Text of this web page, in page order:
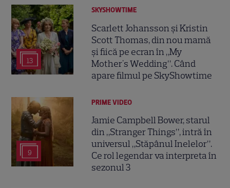
13
SKYSHOWTIME
Scarlett Johansson și Kristin
Scott Thomas, din nou mamă
și fiică pe ecran în „My
Mother's Wedding”. Când
apare filmul pe SkyShowtime
9
PRIME VIDEO
Jamie Campbell Bower, starul
din „Stranger Things”, intră în
universul „Stăpânul Inelelor”.
Ce rol legendar va interpreta în
sezonul 3